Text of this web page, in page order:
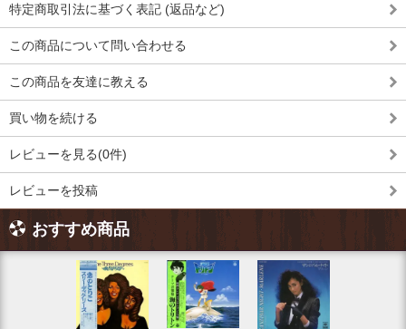
特定商取引法に基づく表記 (返品など)
この商品について問い合わせる
この商品を友達に教える
買い物を続ける
レビューを見る(0件)
レビューを投稿
おすすめ商品